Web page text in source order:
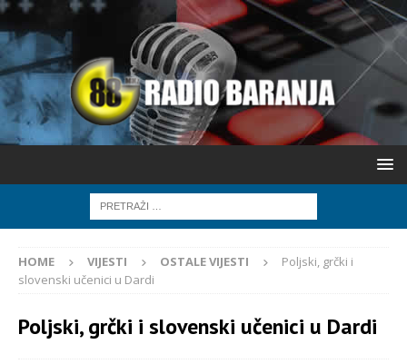
HOME VIJESTI OSTALE VIJESTI
Poljski, grčki i
slovenski učenici u Dardi
Poljski, grčki i slovenski učenici u Dardi